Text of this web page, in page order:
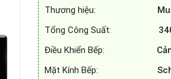
Thương hiệu:
Tổng Công Suất:
Điều Khiển Bếp:
Mặt Kính Bếp: